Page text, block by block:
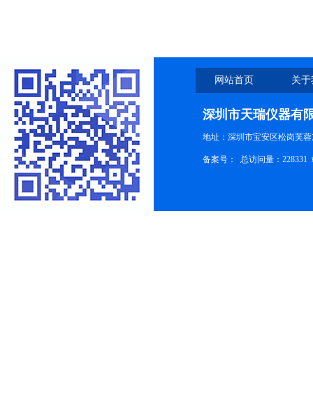
网站首页 关
深圳市天瑞仪器有
地址：深圳市宝安区松岗芙
备案号： 总访问量：228331